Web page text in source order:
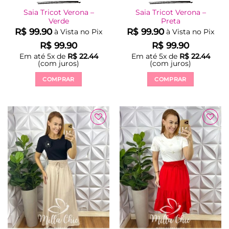
Saia Tricot Verona –
Verde
R$ 99.90 à Vista no Pix
R$ 99.90
Em até 5x de R$22.44
(com juros)
COMPRAR
tem
várias
variantes.
As
opções
podem
ser
escolhidas
na
página
do
Saia Tricot Verona –
Preta
R$ 99.90 à Vista no Pix
R$ 99.90
Em até 5x de R$22.44
(com juros)
COMPRAR
tem
várias
variantes.
As
opções
podem
escolhidas
na
página
do
Adicionar
à Lista
Adicionar
à Lista